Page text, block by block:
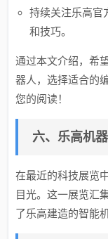
持续关注乐高官
和技巧。
通过本文介绍，希
器人，选择适合的
您的阅读！
六、乐高机
在最近的科技展览
目光。这一展览汇
了乐高建造的智能